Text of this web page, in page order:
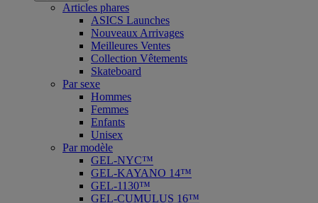
Articles phares
ASICS Launches
Nouveaux Arrivages
Meilleures Ventes
Collection Vêtements
Skateboard
Par sexe
Hommes
Femmes
Enfants
Unisex
Par modèle
GEL-NYC™
GEL-KAYANO 14™
GEL-1130™
GEL-CUMULUS 16™